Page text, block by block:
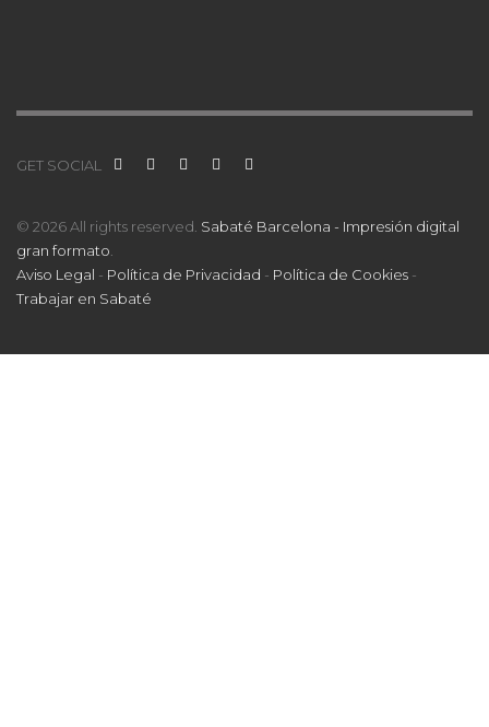
GET SOCIAL
© 2026 All rights reserved. Sabaté Barcelona - Impresión digital
gran formato.
Aviso Legal - Política de Privacidad - Política de Cookies -
Trabajar en Sabaté